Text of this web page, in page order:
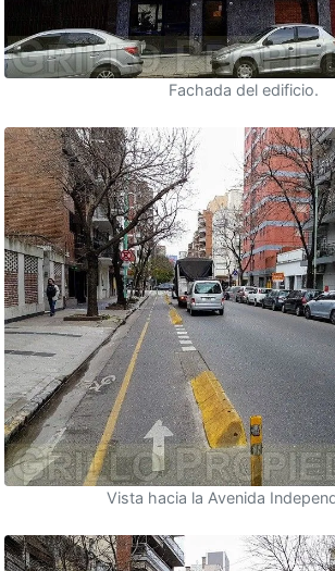
Fachada del edificio.
Vista hacia la Avenida